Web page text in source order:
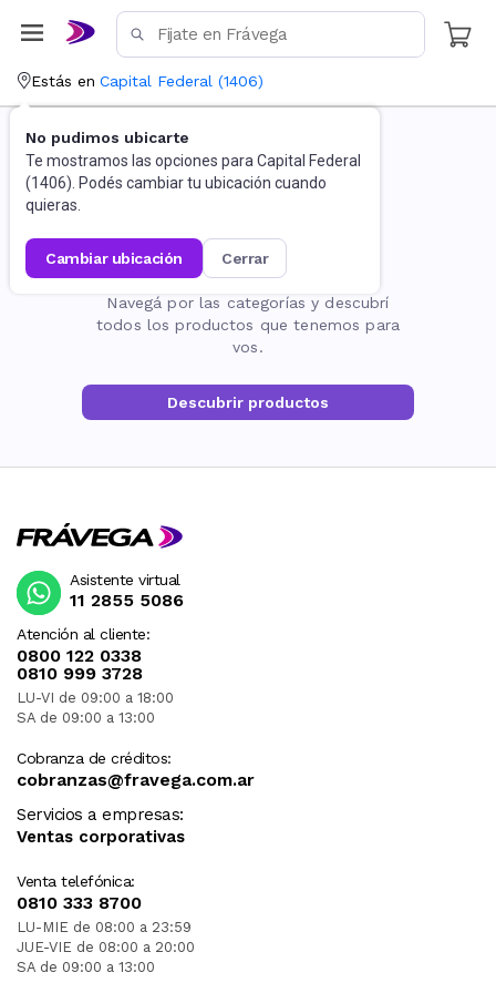
Estás en Capital Federal (1406)
No pudimos ubicarte
Te mostramos las opciones para Capital Federal
(1406). Podés cambiar tu ubicación cuando
quieras.
cambiar ubicación cerrar
La página no existe
Navegá por las categorías y descubrí
todos los productos que tenemos para
vos.
Descubrir productos
Atención al cliente:
0800 122 0338
0810 999 3728
LU-VI de 09:00 a 18:00
SA de 09:00 a 13:00
Cobranza de créditos:
cobranzas@fravega.com.ar
Servicios a empresas:
Ventas corporativas
Venta telefónica:
0810 333 8700
LU-MIE de 08:00 a 23:59
JUE-VIE de 08:00 a 20:00
SA de 09:00 a 13:00
Asistente virtual
11 2855 5086